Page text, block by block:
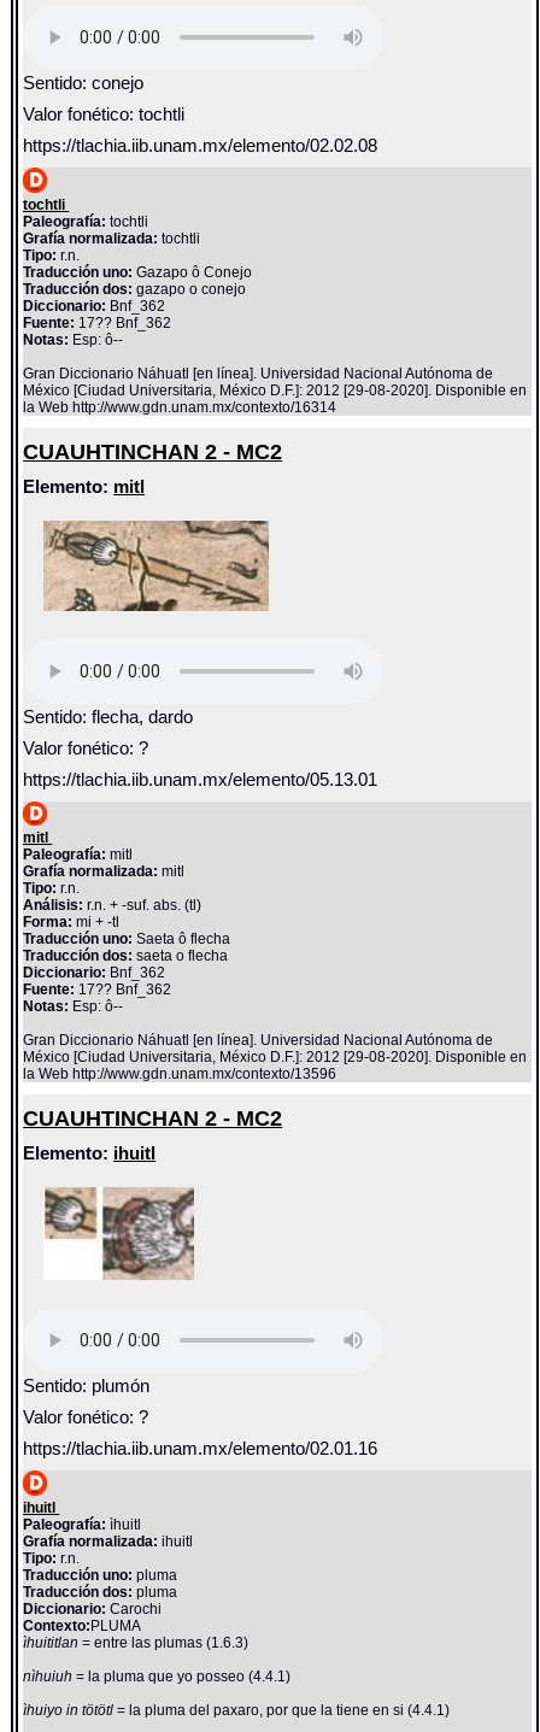
Sentido: conejo
Valor fonético: tochtli
https://tlachia.iib.unam.mx/elemento/02.02.08
tochtli
Paleografía: tochtli
Grafía normalizada: tochtli
Tipo: r.n.
Traducción uno: Gazapo ô Conejo
Traducción dos: gazapo o conejo
Diccionario: Bnf_362
Fuente: 17?? Bnf_362
Notas: Esp: ô--
Gran Diccionario Náhuatl [en línea]. Universidad Nacional Autónoma de
México [Ciudad Universitaria, México D.F.]: 2012 [29-08-2020]. Disponible en
la Web http://www.gdn.unam.mx/contexto/16314
CUAUHTINCHAN 2 - MC2
Elemento: mitl
Sentido: flecha, dardo
Valor fonético: ?
https://tlachia.iib.unam.mx/elemento/05.13.01
mitl
Paleografía: mitl
Grafía normalizada: mitl
Tipo: r.n.
Análisis: r.n. + -suf. abs. (tl)
Forma: mi + -tl
Traducción uno: Saeta ô flecha
Traducción dos: saeta o flecha
Diccionario: Bnf_362
Fuente: 17?? Bnf_362
Notas: Esp: ô--
Gran Diccionario Náhuatl [en línea]. Universidad Nacional Autónoma de
México [Ciudad Universitaria, México D.F.]: 2012 [29-08-2020]. Disponible en
la Web http://www.gdn.unam.mx/contexto/13596
CUAUHTINCHAN 2 - MC2
Elemento: ihuitl
Sentido: plumón
Valor fonético: ?
https://tlachia.iib.unam.mx/elemento/02.01.16
ihuitl
Paleografía: ìhuitl
Grafía normalizada: ihuitl
Tipo: r.n.
Traducción uno: pluma
Traducción dos: pluma
Diccionario:Carochi
Contexto: PLUMA
ìhuititlan= entre las plumas (1.6.3)
nìhuiuh= la pluma que yo posseo (4.4.1)
ìhuiyo in tötötl= la pluma del paxaro, por que la tiene en si (4.4.1)